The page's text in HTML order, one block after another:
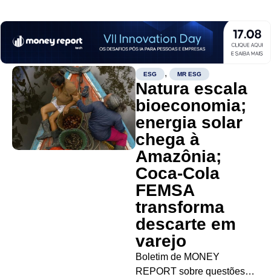
adotadas pela empresa A
Mercedes-Benz Cars &
Vans Brasil recebeu, pelo
quarto ano consecutivo, o
selo Ouro do Programa
Brasileiro GHG Protocol,
voltado à mensuração e à
divulgação...
ESG , MR ESG
Natura escala
bioeconomia;
energia solar
chega à
Amazônia;
Coca-Cola
FEMSA
transforma
descarte em
varejo
Boletim de MONEY
REPORT sobre questões